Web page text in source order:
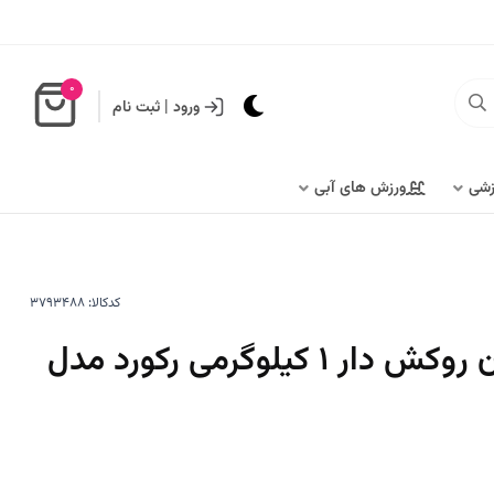
ورود | ثبت نام
0
ورزش های آبی
کدکالا:
دمبل ایروبیک بانوان روکش‌ دار 1 کیلوگرمی رکورد مدل